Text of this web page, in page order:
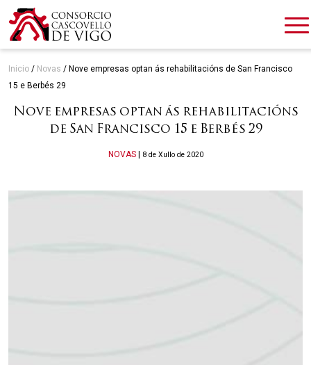
Inicio / Novas / Nove empresas optan ás rehabilitacións de San Francisco
15 e Berbés 29
Nove empresas optan ás rehabilitacións
de San Francisco 15 e Berbés 29
Categories
NOVAS 8 de Xullo de 2020